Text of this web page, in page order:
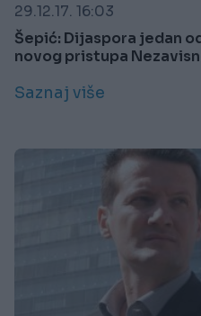
29.12.17. 16:03
Šepić: Dijaspora jedan
novog pristupa
Saznaj više